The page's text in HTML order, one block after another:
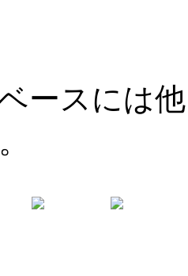
ースには